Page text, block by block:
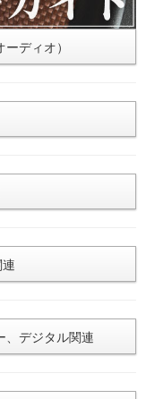
ディオ）
、デジタル関連